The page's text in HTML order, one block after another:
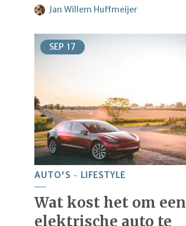
Jan Willem Huffmeijer
SEP 17
AUTO'S LIFESTYLE
Wat kost het om een
elektrische auto te